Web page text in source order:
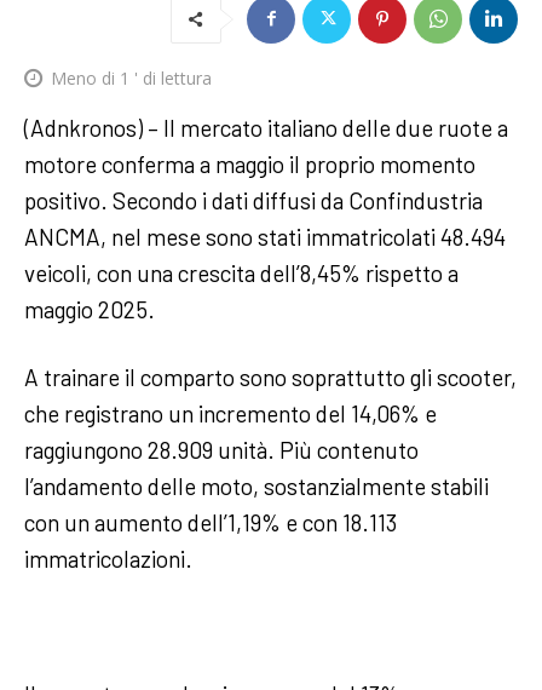
Meno di 1 ' di lettura
(Adnkronos) – Il mercato italiano delle due ruote a
motore conferma a maggio il proprio momento
positivo. Secondo i dati diffusi da Confindustria
ANCMA, nel mese sono stati immatricolati 48.494
veicoli, con una crescita dell’8,45% rispetto a
maggio 2025.
A trainare il comparto sono soprattutto gli scooter,
che registrano un incremento del 14,06% e
raggiungono 28.909 unità. Più contenuto
l’andamento delle moto, sostanzialmente stabili
con un aumento dell’1,19% e con 18.113
immatricolazioni.